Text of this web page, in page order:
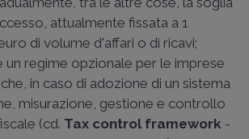
attualmente fissata a 1
di volume d'affari o di ricavi;
un regime opzionale per le imprese
in caso di adozione di un sistema
misurazione, gestione e controllo
(cd. Tax control framework -